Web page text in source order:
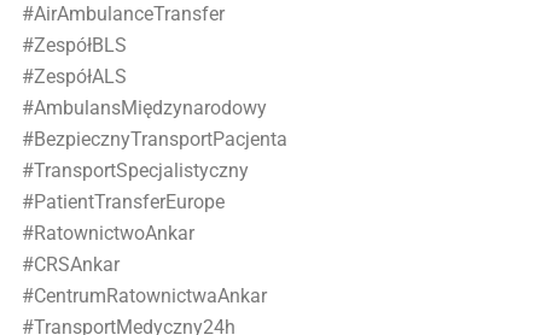
#AirAmbulanceTransfer
#ZespółBLS
#ZespółALS
#AmbulansMiędzynarodowy
#BezpiecznyTransportPacjenta
#TransportSpecjalistyczny
#PatientTransferEurope
#RatownictwoAnkar
#CRSAnkar
#CentrumRatownictwaAnkar
#TransportMedyczny24h